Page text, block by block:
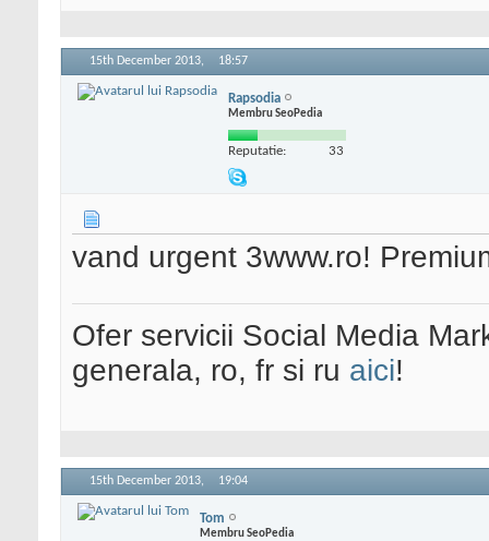
15th December 2013, 18:57
Rapsodia
Membru SeoPedia
Reputatie: 33
vand urgent 3www.ro!
Ofer servicii Social Media
generala, ro, fr si ru aici!
15th December 2013, 19:04
Tom
Membru SeoPedia